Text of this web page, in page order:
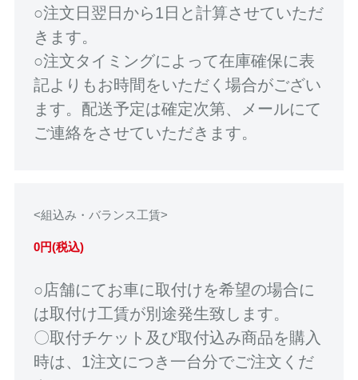
○注文日翌日から1日と計算させていただ
きます。
○注文タイミングによって在庫確保に表
記よりもお時間をいただく場合がござい
ます。配送予定は確定次第、メールにて
ご連絡をさせていただきます。
<組込み・バランス工賃>
0円(税込)
○店舗にてお車に取付けを希望の場合に
は取付け工賃が別途発生致します。
〇取付チケット及び取付込み商品を購入
時は、1注文につき一台分でご注文くだ